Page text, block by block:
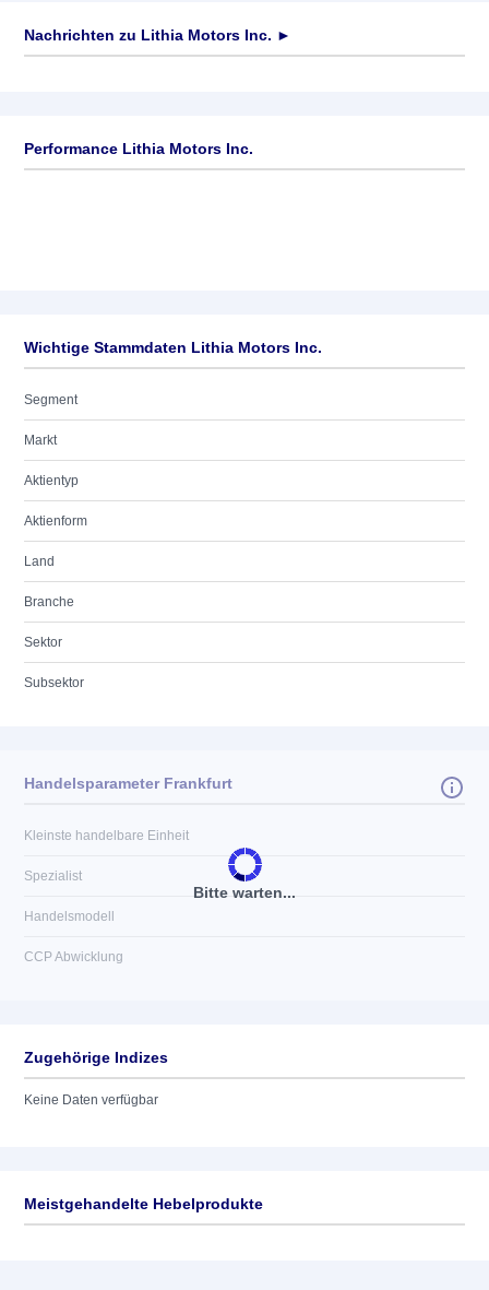
Nachrichten zu Lithia Motors Inc. ►
Performance Lithia Motors Inc.
Wichtige Stammdaten Lithia Motors Inc.
Segment
Markt
Aktientyp
Aktienform
Land
Branche
Sektor
Subsektor
Bitte warten...
Handelsparameter Frankfurt
Kleinste handelbare Einheit
Spezialist
Handelsmodell
CCP Abwicklung
Zugehörige Indizes
Keine Daten verfügbar
Meistgehandelte Hebelprodukte